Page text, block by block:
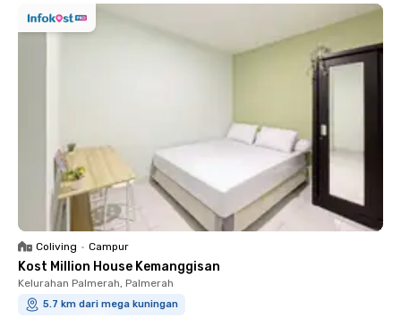
Coliving • Campur
Kost Million House Kemanggisan
Kelurahan Palmerah, Palmerah
5.7 km dari mega kuningan